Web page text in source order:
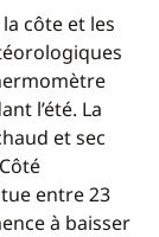
côte et les
l’été. La
et sec
entre 23
à baisser